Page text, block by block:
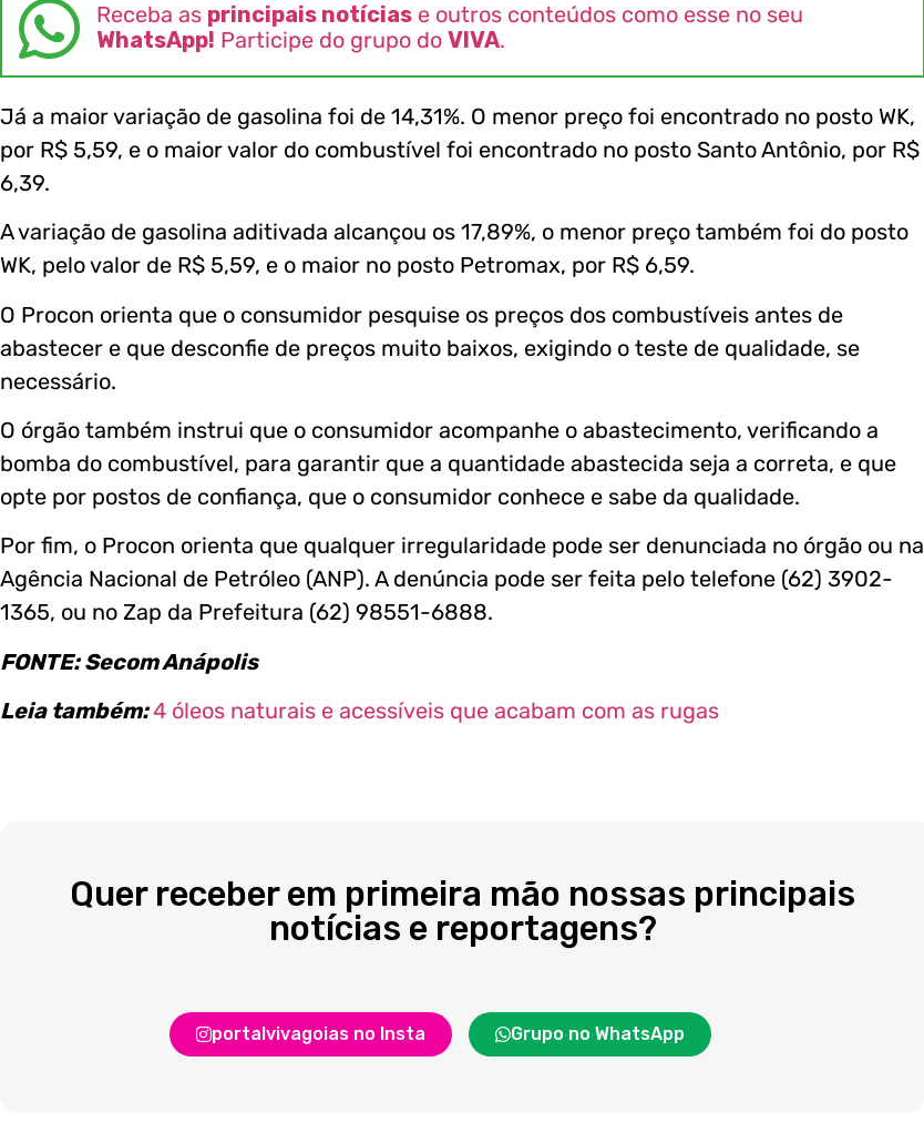
Receba as principais notícias e outros conteúdos como esse no seu
WhatsApp! Participe do grupo do VIVA.
Já a maior variação de gasolina foi de 14,31%. O menor preço foi encontrado no posto WK,
por R$ 5,59, e o maior valor do combustível foi encontrado no posto Santo Antônio, por R$
6,39.
A variação de gasolina aditivada alcançou os 17,89%, o menor preço também foi do posto
WK, pelo valor de R$ 5,59, e o maior no posto Petromax, por R$ 6,59.
O Procon orienta que o consumidor pesquise os preços dos combustíveis antes de
abastecer e que desconfie de preços muito baixos, exigindo o teste de qualidade, se
necessário.
O órgão também instrui que o consumidor acompanhe o abastecimento, verificando a
bomba do combustível, para garantir que a quantidade abastecida seja a correta, e que
opte por postos de confiança, que o consumidor conhece e sabe da qualidade.
Por fim, o Procon orienta que qualquer irregularidade pode ser denunciada no órgão ou na
Agência Nacional de Petróleo (ANP). A denúncia pode ser feita pelo telefone (62) 3902-
1365, ou no Zap da Prefeitura (62) 98551-6888.
FONTE: Secom Anápolis
Leia também:4 óleos naturais e acessíveis que acabam com as rugas
Quer receber em primeira mão nossas principais
notícias e reportagens?
portalvivagoias no Insta Grupo no WhatsApp